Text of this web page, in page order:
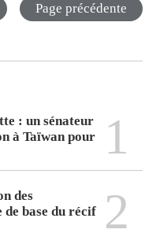
Page précédente
: un sénateur
à Taïwan pour
1
des
base du récif
2